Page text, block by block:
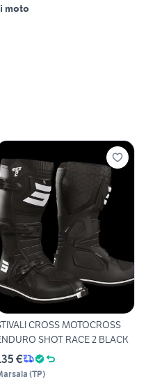
moto
CROSS MOTOCROSS
SHOT RACE 2 BLACK
€
(TP)